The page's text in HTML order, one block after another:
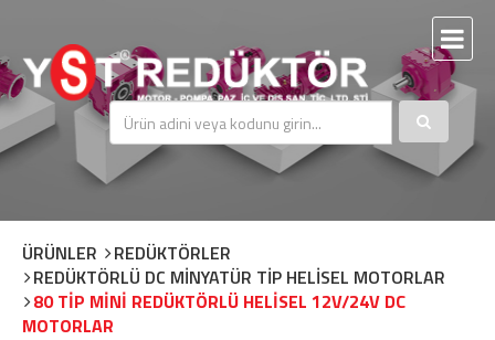
ÜRÜNLER
REDÜKTÖRLER
REDÜKTÖRLÜ DC MİNYATÜR TİP HELİSEL MOTORLAR
80 TİP MİNİ REDÜKTÖRLÜ HELİSEL 12V/24V DC
MOTORLAR